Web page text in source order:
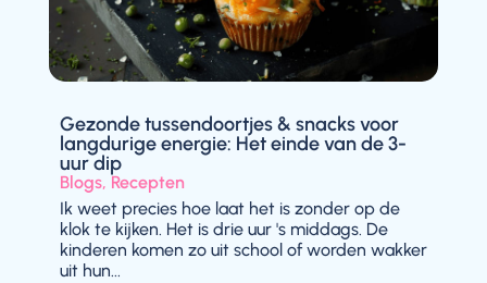
Gezonde tussendoortjes & snacks voor
langdurige energie: Het einde van de 3-
uur dip
Blogs, Recepten
Ik weet precies hoe laat het is zonder op de
klok te kijken. Het is drie uur 's middags. De
kinderen komen zo uit school of worden wakker
uit hun...